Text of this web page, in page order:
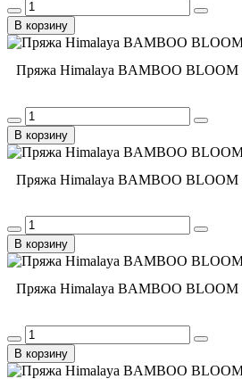
В корзину
Пряжа Himalaya BAMBOO
В корзину
Пряжа Himalaya BAMBOO
В корзину
Пряжа Himalaya BAMBOO
В корзину